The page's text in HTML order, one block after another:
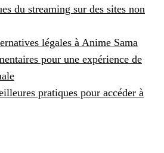
du streaming sur des sites non
légales à Anime Sama
pour une expérience de
pratiques pour accéder à